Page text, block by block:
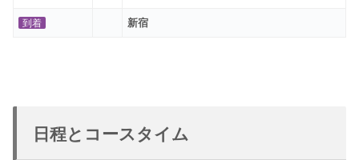
到着 新宿
日程とコースタイム